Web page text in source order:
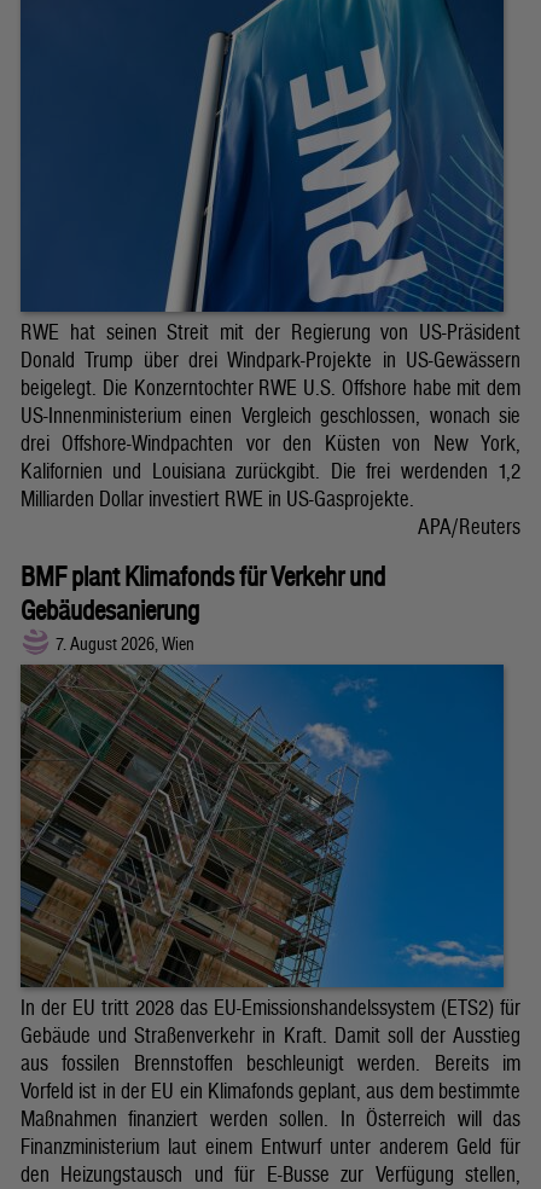
RWE hat seinen Streit mit der Regierung von US-Präsident
Donald Trump über drei Windpark-Projekte in US-Gewässern
beigelegt. Die Konzerntochter RWE U.S. Offshore habe mit dem
US-Innenministerium einen Vergleich geschlossen, wonach sie
drei Offshore-Windpachten vor den Küsten von New York,
Kalifornien und Louisiana zurückgibt. Die frei werdenden 1,2
Milliarden Dollar investiert RWE in US-Gasprojekte.
APA/Reuters
BMF plant Klimafonds für Verkehr und
Gebäudesanierung
7. August 2026, Wien
In der EU tritt 2028 das EU-Emissionshandelssystem (ETS2) für
Gebäude und Straßenverkehr in Kraft. Damit soll der Ausstieg
aus fossilen Brennstoffen beschleunigt werden. Bereits im
Vorfeld ist in der EU ein Klimafonds geplant, aus dem bestimmte
Maßnahmen finanziert werden sollen. In Österreich will das
Finanzministerium laut einem Entwurf unter anderem Geld für
den Heizungstausch und für E-Busse zur Verfügung stellen,